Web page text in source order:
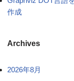
作成
Archives
2026年8月